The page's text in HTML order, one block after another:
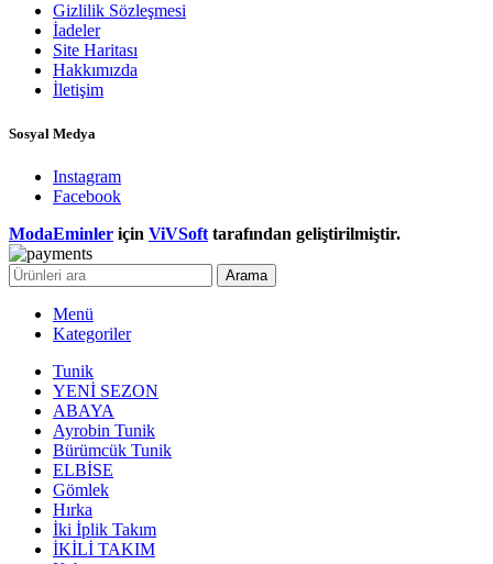
Gizlilik Sözleşmesi
İadeler
Site Haritası
Hakkımızda
İletişim
Sosyal Medya
Instagram
Facebook
ModaEminler için ViVSoft tarafından geliştirilmiştir.
Arama
Menü
Kategoriler
Tunik
YENİ SEZON
ABAYA
Ayrobin Tunik
Bürümcük Tunik
ELBİSE
Gömlek
Hırka
İki İplik Takım
İKİLİ TAKIM